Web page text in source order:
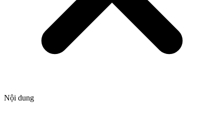
Nội dung